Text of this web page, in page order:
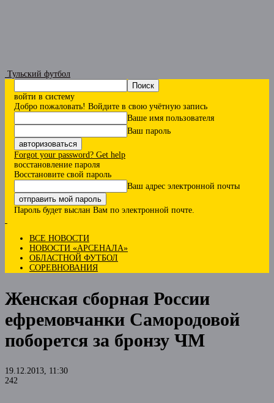
Тульский футбол
войти в систему
Добро пожаловать! Войдите в свою учётную запись
Ваше имя пользователя
Ваш пароль
Forgot your password? Get help
восстановление пароля
Восстановите свой пароль
Ваш адрес электронной почты
Пароль будет выслан Вам по электронной почте.
ВСЕ НОВОСТИ
НОВОСТИ «АРСЕНАЛА»
ОБЛАСТНОЙ ФУТБОЛ
СОРЕВНОВАНИЯ
Женская сборная России
ефремовчанки Самородовой
поборется за бронзу ЧМ
19.12.2013, 11:30
242